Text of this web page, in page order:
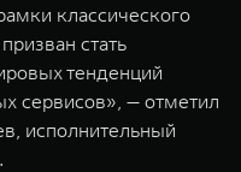
классического
стать
тенденций
сервисов», — отметил
исполнительный